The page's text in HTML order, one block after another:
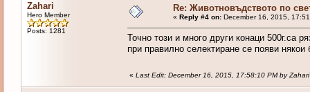
Zahari
Hero Member
Posts: 1281
Re: Животновъдството по
« Reply #4 on:December 16, 2015,
Точно този и много други конаци 500г.са
при правилно селектиране се появи
« Last Edit: December 16, 2015, 17:58:10 PM by Zahari